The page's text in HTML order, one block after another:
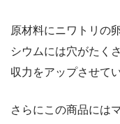
原材料にニワトリの
シウムには穴がたく
収力をアップさせて
さらにこの商品には